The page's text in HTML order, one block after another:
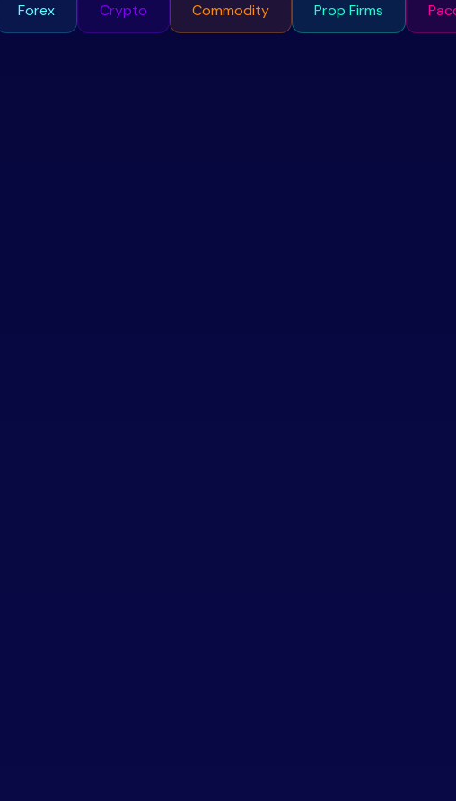
Forex Crypto Commodity Prop Firms